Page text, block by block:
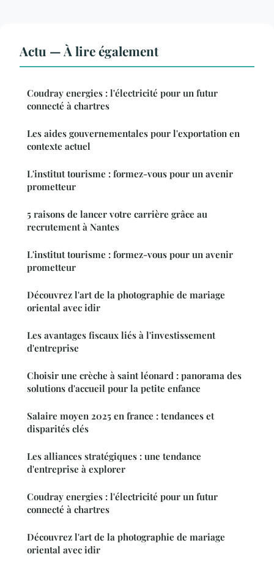
Actu — À lire également
Coudray energies : l'électricité pour un futur
connecté à chartres
Les aides gouvernementales pour l'exportation en
contexte actuel
L'institut tourisme : formez-vous pour un avenir
prometteur
5 raisons de lancer votre carrière grâce au
recrutement à Nantes
L'institut tourisme : formez-vous pour un avenir
prometteur
Découvrez l'art de la photographie de mariage
oriental avec idir
Les avantages fiscaux liés à l'investissement
d'entreprise
Choisir une crèche à saint léonard : panorama des
solutions d'accueil pour la petite enfance
Salaire moyen 2025 en france : tendances et
disparités clés
Les alliances stratégiques : une tendance
d'entreprise à explorer
Coudray energies : l'électricité pour un futur
connecté à chartres
Découvrez l'art de la photographie de mariage
oriental avec idir